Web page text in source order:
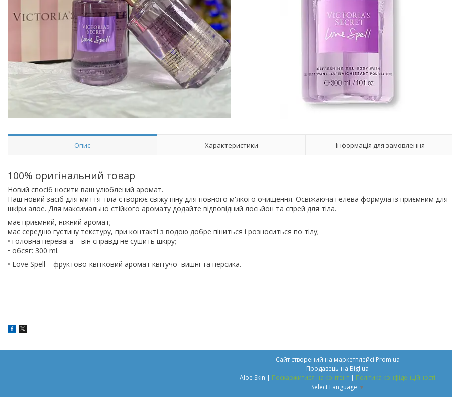
Опис Характеристики Інформація для замовлення
100% оригінальний товар
Новий спосіб носити ваш улюблений аромат.
Наш новий засіб для миття тіла створює свіжу піну для повного м'якого очищення. Освіжаюча гелева формула із приємним для
шкіри алое. Для максимально стійкого аромату додайте відповідний лосьйон та спрей для тіла.
має приємний, ніжний аромат;
має середню густину текстуру, при контакті з водою добре піниться і розноситься по тілу;
• головна перевага – він справді не сушить шкіру;
• обсяг: 300 ml.
• Love Spell – фруктово-квітковий аромат квітучої вишні та персика.
Сайт створений на маркетплейсі Prom.ua
Продавець на Bigl.ua
Aloe Skin | Поскаржитися на контент | Політика конфіденційності
Select Language ▼